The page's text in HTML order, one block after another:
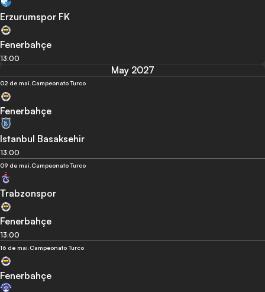
Erzurumspor FK
Fenerbahçe
13:00
May 2027
02 de mai.Campeonato Turco
Fenerbahçe
Istanbul Basaksehir
13:00
09 de mai.Campeonato Turco
Trabzonspor
Fenerbahçe
13:00
16 de mai.Campeonato Turco
Fenerbahçe